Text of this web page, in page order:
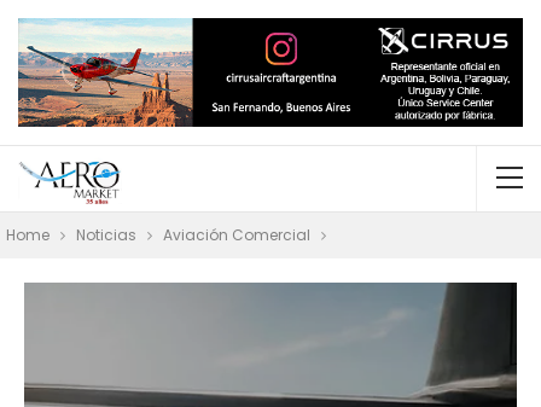
Home Noticias Aviación Comercial